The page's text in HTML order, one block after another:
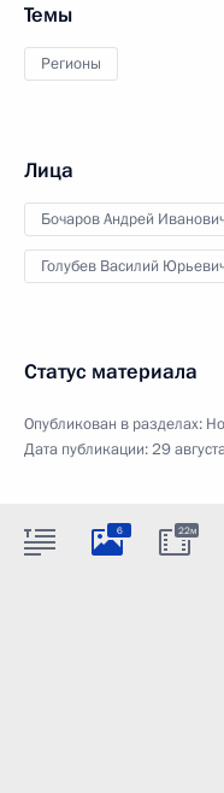
Темы
Регионы
Лица
Бочаров Андрей
Голубев Василий
Статус материала
Опубликован в разделах:
Дата публикации:29
6 22м